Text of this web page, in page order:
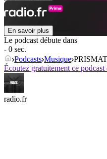
En savoir plus
Le podcast débute dans
- 0 sec.
Podcasts Musique
Écoutez gratuitement ce
radio.fr